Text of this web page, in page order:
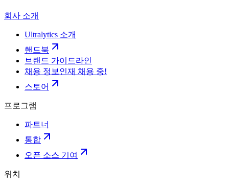
회사 소개
Ultralytics 소개
핸드북
브랜드 가이드라인
채용 정보 인재 채용 중!
스토어
프로그램
파트너
통합
오픈 소스 기여
위치